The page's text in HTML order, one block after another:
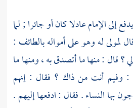
إلى الإمام عادلا كان أو جائرا ; لما
لمولى له وهو على أموالهبالطائف :
قال : منها ما أتصدق به ، ومنها ما
: وفيم أنت من ذاك ؟ فقال : إنهم
بها النساء . فقال : ادفعها إليهم .